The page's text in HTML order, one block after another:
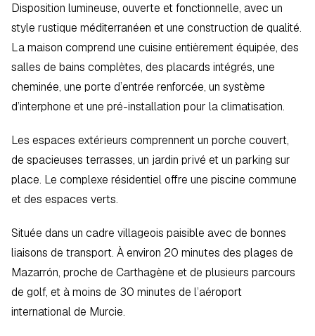
Disposition lumineuse, ouverte et fonctionnelle, avec un
style rustique méditerranéen et une construction de qualité.
La maison comprend une cuisine entièrement équipée, des
salles de bains complètes, des placards intégrés, une
cheminée, une porte d’entrée renforcée, un système
d’interphone et une pré-installation pour la climatisation.
Les espaces extérieurs comprennent un porche couvert,
de spacieuses terrasses, un jardin privé et un parking sur
place. Le complexe résidentiel offre une piscine commune
et des espaces verts.
Située dans un cadre villageois paisible avec de bonnes
liaisons de transport. À environ 20 minutes des plages de
Mazarrón, proche de Carthagène et de plusieurs parcours
de golf, et à moins de 30 minutes de l’aéroport
international de Murcie.